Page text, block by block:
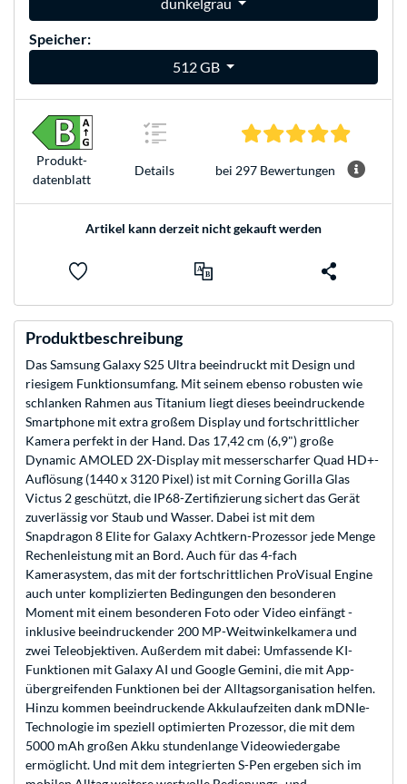
Speicher:
512 GB
Produkt­
datenblatt
Details
4.8
bei 297 Bewertungen
Artikel kann derzeit nicht gekauft werden
Produktbeschreibung
Das Samsung Galaxy S25 Ultra beeindruckt mit Design und
riesigem Funktionsumfang. Mit seinem ebenso robusten wie
schlanken Rahmen aus Titanium liegt dieses beeindruckende
Smartphone mit extra großem Display und fortschrittlicher
Kamera perfekt in der Hand. Das 17,42 cm (6,9") große
Dynamic AMOLED 2X-Display mit messerscharfer Quad HD+-
Auflösung (1440 x 3120 Pixel) ist mit Corning Gorilla Glas
Victus 2 geschützt, die IP68-Zertifizierung sichert das Gerät
zuverlässig vor Staub und Wasser. Dabei ist mit dem
Snapdragon 8 Elite for Galaxy Achtkern-Prozessor jede Menge
Rechenleistung mit an Bord. Auch für das 4-fach
Kamerasystem, das mit der fortschrittlichen ProVisual Engine
auch unter komplizierten Bedingungen den besonderen
Moment mit einem besonderen Foto oder Video einfängt -
inklusive beeindruckender 200 MP-Weitwinkelkamera und
zwei Teleobjektiven. Außerdem mit dabei: Umfassende KI-
Funktionen mit Galaxy AI und Google Gemini, die mit App-
übergreifenden Funktionen bei der Alltagsorganisation helfen.
Hinzu kommen beeindruckende Akkulaufzeiten dank mDNIe-
Technologie im speziell optimierten Prozessor, die mit dem
5000 mAh großen Akku stundenlange Videowiedergabe
ermöglicht. Und mit dem integrierten S-Pen ergeben sich im